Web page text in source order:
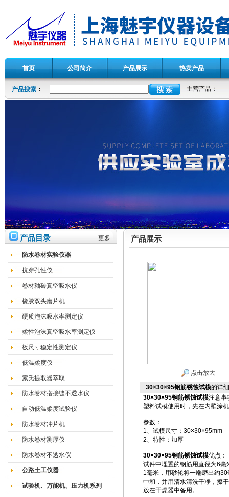
首页 公司简介 产品展示 热卖产品
产品搜索 ： 主营产品：
产品目录 更多...
防水卷材实验仪器
抗穿孔性仪
卷材釉砖真空吸水仪
橡胶双头磨片机
硬质泡沫吸水率测定仪
柔性泡沫真空吸水率测定仪
板尺寸稳定性测定仪
低温柔度仪
索氏提取器萃取
防水卷材搭接缝不透水仪
自动低温柔度试验仪
防水卷材冲片机
防水卷材测厚仪
防水卷材不透水仪
公路土工仪器
试验机、万能机、压力机系列
产品展示
点击放大
30×30×95钢筋锈蚀试模的详
30×30×95钢筋锈蚀试模注意事
塑料试模使用时，先在内壁涂
参数：
1、试模尺寸：30×30×95mm
2、特性：加厚
30×30×95钢筋锈蚀试模优点：
试件中埋置的钢筋用直径为6
1毫米，用砂轮将一端磨出约
中和，并用清水清洗干净，擦
放在干燥器中备用。